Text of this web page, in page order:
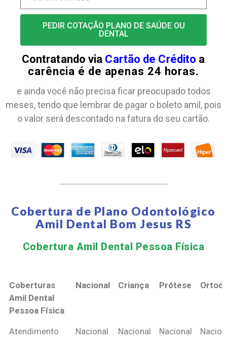
PEDIR COTAÇÃO PLANO DE SAÚDE OU
DENTAL
Contratando via Cartão de Crédito a
carência é de apenas 24 horas.
e ainda você não precisa ficar preocupado todos
meses, tendo que lembrar de pagar o boleto amil, pois
o valor será descontado na fatura do seu cartão.
Cobertura de Plano Odontológico
Amil Dental Bom Jesus RS
Cobertura Amil Dental Pessoa Física​
Coberturas
Amil Dental
Pessoa Física
Nacional Criança Prótese
Coberturas
Nacional Criança Prótese
Atendimento Nacional Nacional Nacional